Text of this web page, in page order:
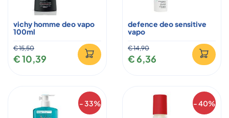
vichy homme deo vapo
100ml
€ 15,50
€ 10,39
defence deo sensitive
vapo
€ 14,90
€ 6,36
- 33% - 40%